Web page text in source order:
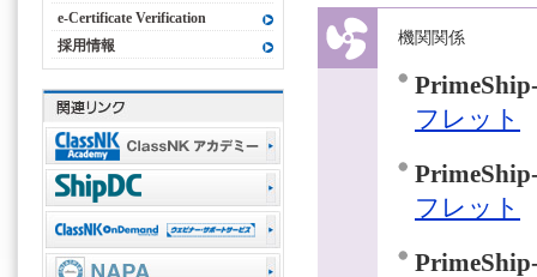
機関関係
フレット
フレット
e-Certificate Verification
採用情報